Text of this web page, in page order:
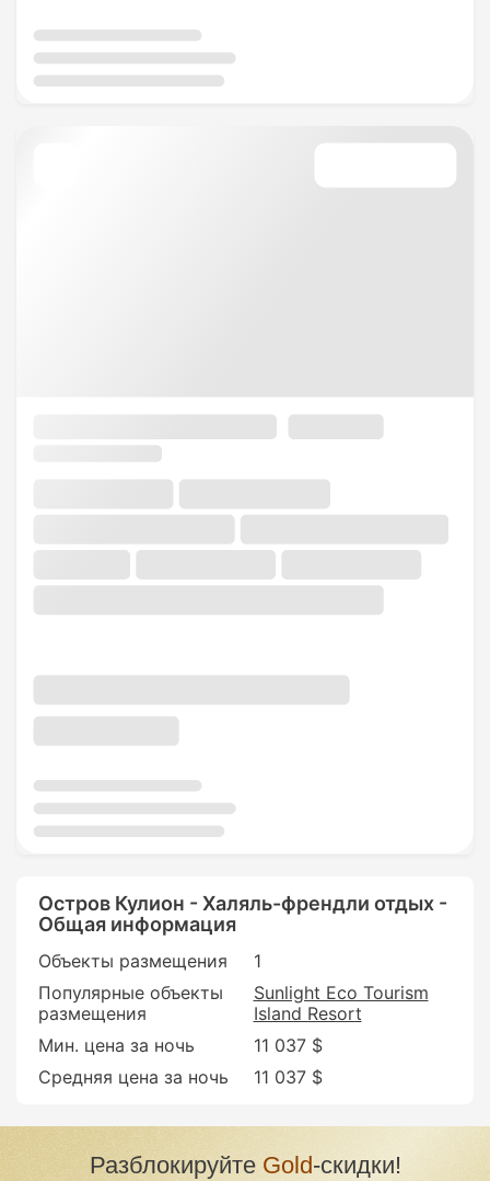
Остров Кулион - Халяль-френдли отдых -
Общая информация
Объекты размещения
1
Популярные объекты
размещения
Sunlight Eco Tourism
Island Resort
Мин. цена за ночь
11 037 $
Средняя цена за ночь
11 037 $
Разблокируйте Gold-скидки!